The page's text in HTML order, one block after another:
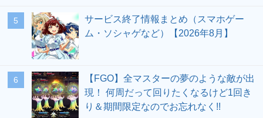
5
サービス終了情報まとめ（スマホゲー
ム・ソシャゲなど）【2026年8月】
6
【FGO】全マスターの夢のような敵が出
現！ 何周だって回りたくなるけど1回き
り＆期間限定なのでお忘れなく!!